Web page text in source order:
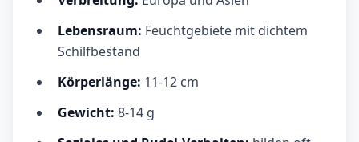
Lebensraum: Feuchtgebiete mit dichtem
Schilfbestand
Körperlänge: 11-12 cm
Gewicht: 8-14 g